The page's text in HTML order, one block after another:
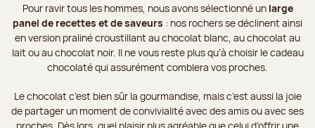
Pour ravir tous les hommes, nous avons sélectionné un large
panel de recettes et de saveurs : nos rochers se déclinent ainsi
en version praliné croustillant au chocolat blanc, au chocolat au
lait ou au chocolat noir. Il ne vous reste plus qu’à choisir le cadeau
chocolaté qui assurément comblera vos proches.
Le chocolat c’est bien sûr la gourmandise, mais c’est aussi la joie
de partager un moment de convivialité avec des amis ou avec ses